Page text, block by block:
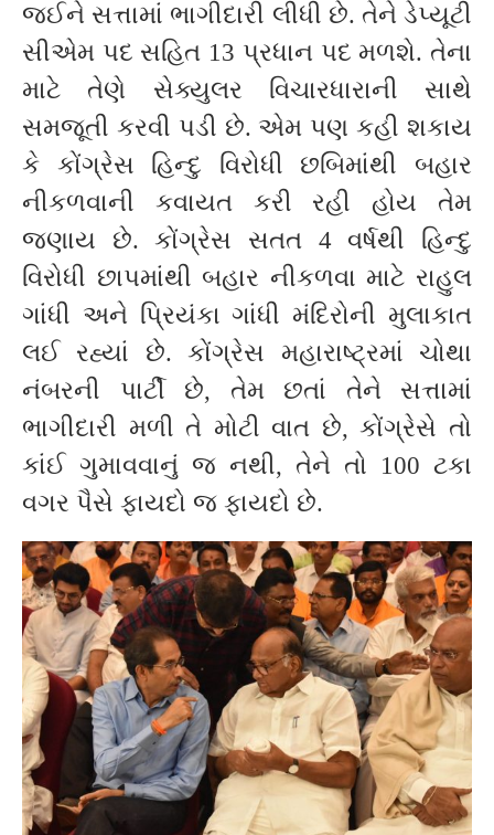
જઈને સત્તામાં ભાગીદારી લીધી છે. તેને ડેપ્યૂટી
સીએમ પદ સહિત 13 પ્રધાન પદ મળશે. તેના
માટે તેણે સેક્યુલર વિચારધારાની સાથે
સમજૂતી કરવી પડી છે. એમ પણ કહી શકાય
કે કોંગ્રેસ હિન્દુ વિરોધી છબિમાંથી બહાર
નીકળવાની કવાયત કરી રહી હોય તેમ
જણાય છે. કોંગ્રેસ સતત 4 વર્ષથી હિન્દુ
વિરોધી છાપમાંથી બહાર નીકળવા માટે રાહુલ
ગાંધી અને પ્રિયંકા ગાંધી મંદિરોની મુલાકાત
લઈ રહ્યાં છે. કોંગ્રેસ મહારાષ્ટ્રમાં ચોથા
નંબરની પાર્ટી છે, તેમ છતાં તેને સત્તામાં
ભાગીદારી મળી તે મોટી વાત છે, કોંગ્રેસે તો
કાંઈ ગુમાવવાનું જ નથી, તેને તો 100 ટકા
વગર પૈસે ફાયદો જ ફાયદો છે.